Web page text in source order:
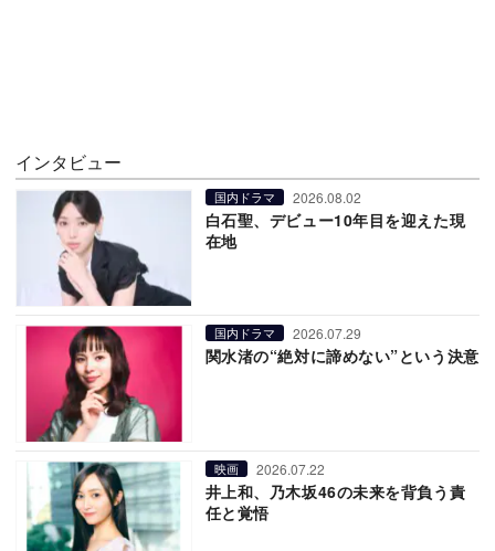
インタビュー
国内ドラマ 2026.08.02
白石聖、デビュー10年目を迎えた現
在地
国内ドラマ 2026.07.29
関水渚の“絶対に諦めない”という決意
映画 2026.07.22
井上和、乃木坂46の未来を背負う責
任と覚悟